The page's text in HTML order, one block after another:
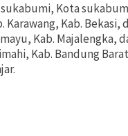
Kota
Kab. Bekasi,
Kab. Majalengka,
Kab. Bandung